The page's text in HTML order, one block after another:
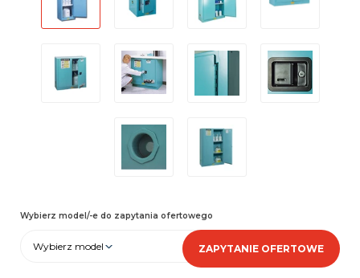
Wybierz model/-e do zapytania ofertowego
Wybierz model ZAPYTANIE OFERTOWE